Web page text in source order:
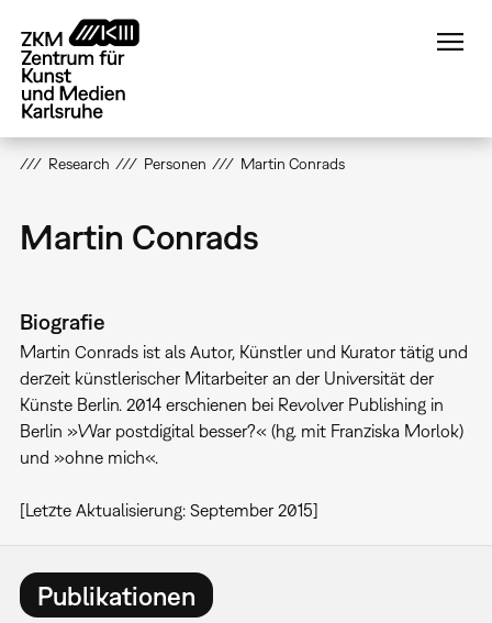
zum
Inhalt
Research Personen Martin Conrads
Martin Conrads
Biografie
Martin Conrads ist als Autor, Künstler und Kurator tätig und
derzeit künstlerischer Mitarbeiter an der Universität der
Künste Berlin. 2014 erschienen bei Revolver Publishing in
Berlin »War postdigital besser?« (hg. mit Franziska Morlok)
und »ohne mich«.
[Letzte Aktualisierung: September 2015]
Publikationen